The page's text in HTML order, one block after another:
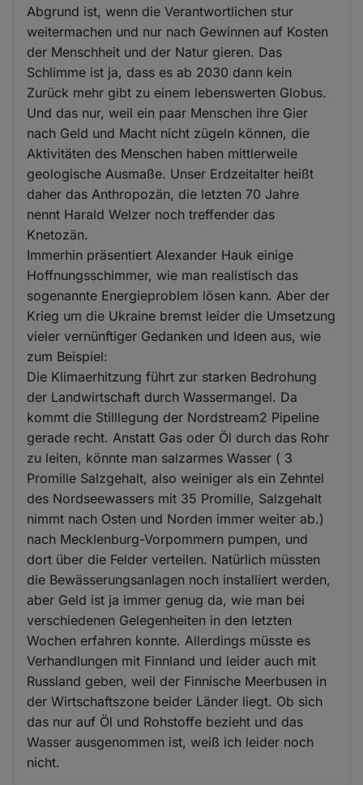
Abgrund ist, wenn die Verantwortlichen stur
weitermachen und nur nach Gewinnen auf Kosten
der Menschheit und der Natur gieren. Das
Schlimme ist ja, dass es ab 2030 dann kein
Zurück mehr gibt zu einem lebenswerten Globus.
Und das nur, weil ein paar Menschen ihre Gier
nach Geld und Macht nicht zügeln können, die
Aktivitäten des Menschen haben mittlerweile
geologische Ausmaße. Unser Erdzeitalter heißt
daher das Anthropozän, die letzten 70 Jahre
nennt Harald Welzer noch treffender das
Knetozän.
Immerhin präsentiert Alexander Hauk einige
Hoffnungsschimmer, wie man realistisch das
sogenannte Energieproblem lösen kann. Aber der
Krieg um die Ukraine bremst leider die Umsetzung
vieler vernünftiger Gedanken und Ideen aus, wie
zum Beispiel:
Die Klimaerhitzung führt zur starken Bedrohung
der Landwirtschaft durch Wassermangel. Da
kommt die Stilllegung der Nordstream2 Pipeline
gerade recht. Anstatt Gas oder Öl durch das Rohr
zu leiten, könnte man salzarmes Wasser ( 3
Promille Salzgehalt, also weiniger als ein Zehntel
des Nordseewassers mit 35 Promille, Salzgehalt
nimmt nach Osten und Norden immer weiter ab.)
nach Mecklenburg-Vorpommern pumpen, und
dort über die Felder verteilen. Natürlich müssten
die Bewässerungsanlagen noch installiert werden,
aber Geld ist ja immer genug da, wie man bei
verschiedenen Gelegenheiten in den letzten
Wochen erfahren konnte. Allerdings müsste es
Verhandlungen mit Finnland und leider auch mit
Russland geben, weil der Finnische Meerbusen in
der Wirtschaftszone beider Länder liegt. Ob sich
das nur auf Öl und Rohstoffe bezieht und das
Wasser ausgenommen ist, weiß ich leider noch
nicht.